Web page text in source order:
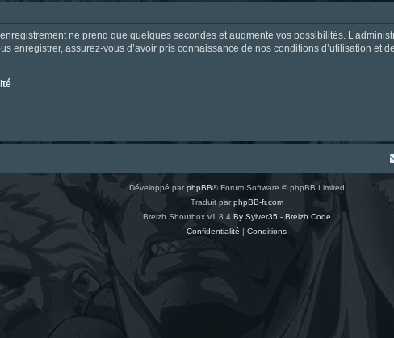
ne prend que quelques secondes et augmente vos possibilités.
enregistrer, assurez-vous d’avoir pris connaissance de nos conditions d’utilisation et
Développé par phpBB® Forum Software © phpBB Limited
Traduit parphpBB-fr.com
Breizh Shoutbox v1.8.4 By Sylver35 - Breizh Code
Confidentialité | Conditions